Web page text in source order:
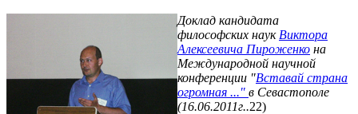
Доклад кандидата
философских наук Виктора
Алексеевича Пироженко на
Международной научной
конференции "Вставай страна
огромная ..." в Севастополе
(16.06.2011г..22)